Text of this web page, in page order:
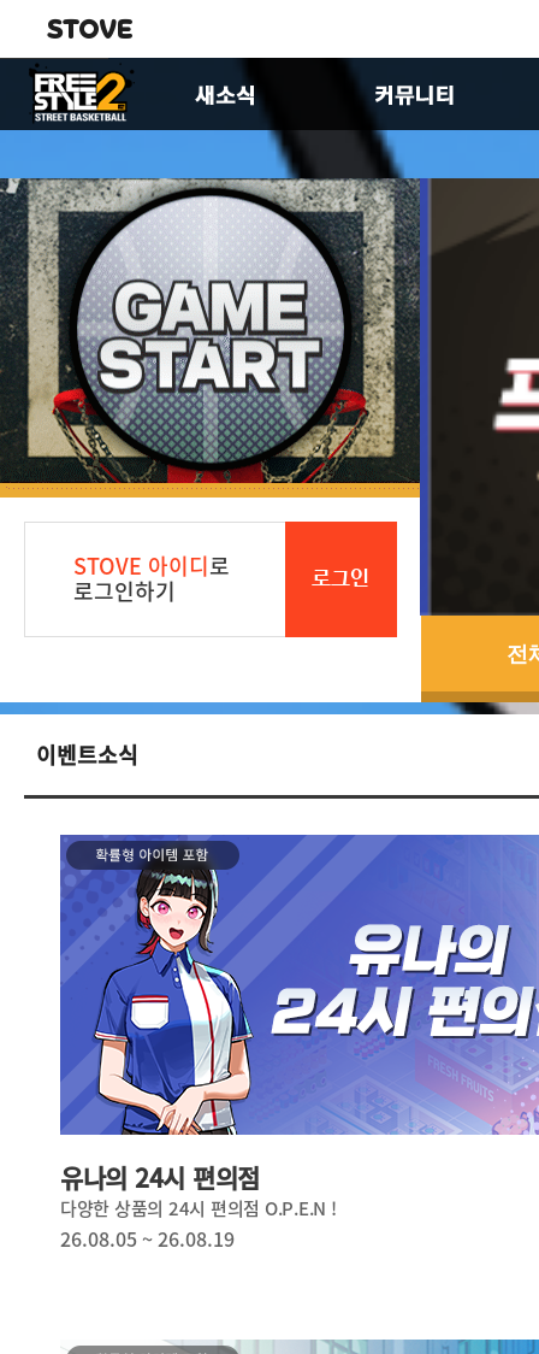
업데이트
이벤트
FS2스토리
패치노트
자유게시판
유저공략실
이미지게시판
제안합니다
팬아트게시판
크루 홍보 게시판
STOVE 아이디로
로그인하기 로그인
전
이벤트소식
유나의 24시 편의점
다양한 상품의 24시 편의점 O.P.E.N !
26.08.05 ~ 26.08.19